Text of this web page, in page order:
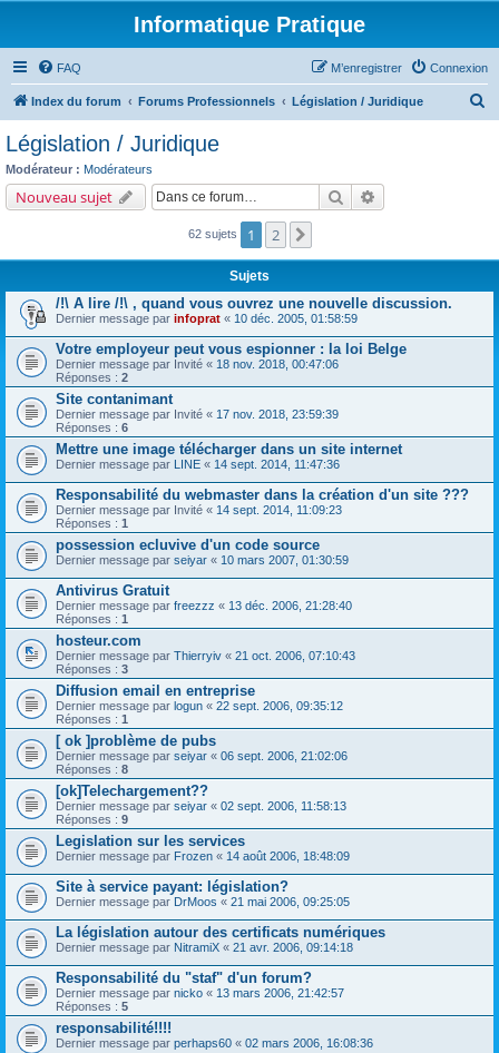
Informatique Pratique
FAQ Connexion
M’enregistrer
Index du forum Forums Professionnels Législation / Juridique
c
r
Législation / Juridique
Modérateur : Modérateurs
Nouveau sujet Rechercher
62 sujets 1 2
Sujets
/!\ A lire /!\ , quand vous ouvrez une nouvelle discussion.
Dernier message par infoprat « 10 déc. 2005, 01:58:59
Votre employeur peut vous espionner : la loi Belge
Dernier message par Invité « 18 nov. 2018, 00:47:06
Réponses : 2
Site contanimant
Dernier message par Invité « 17 nov. 2018, 23:59:39
Réponses : 6
Mettre une image télécharger dans un site internet
Dernier message par LINE « 14 sept. 2014, 11:47:36
Responsabilité du webmaster dans la création d'un site ???
Dernier message par Invité « 14 sept. 2014, 11:09:23
Réponses : 1
possession ecluvive d'un code source
Dernier message par seiyar « 10 mars 2007, 01:30:59
Antivirus Gratuit
Dernier message par freezzz « 13 déc. 2006, 21:28:40
Réponses : 1
hosteur.com
Dernier message par Thierryiv « 21 oct. 2006, 07:10:43
Réponses : 3
Diffusion email en entreprise
Dernier message par logun « 22 sept. 2006, 09:35:12
Réponses : 1
[ ok ]problème de pubs
Dernier message par seiyar « 06 sept. 2006, 21:02:06
Réponses : 8
[ok]Telechargement??
Dernier message par seiyar « 02 sept. 2006, 11:58:13
Réponses : 9
Legislation sur les services
Dernier message par Frozen « 14 août 2006, 18:48:09
Site à service payant: législation?
Dernier message par DrMoos « 21 mai 2006, 09:25:05
La législation autour des certificats numériques
Dernier message par NitramiX « 21 avr. 2006, 09:14:18
Responsabilité du "staf" d'un forum?
Dernier message par nicko « 13 mars 2006, 21:42:57
Réponses : 5
responsabilité!!!!
Dernier message par perhaps60 « 02 mars 2006, 16:08:36